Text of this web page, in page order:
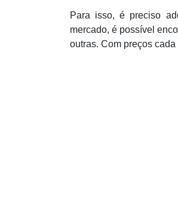
Para isso, é preciso
mercado, é possível
outras. Com preços